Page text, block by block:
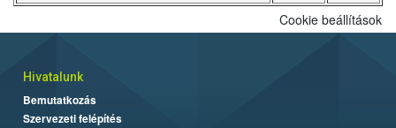
Cookie beállítások
Hivatalunk
Bemutatkozás
Szervezeti felépítés